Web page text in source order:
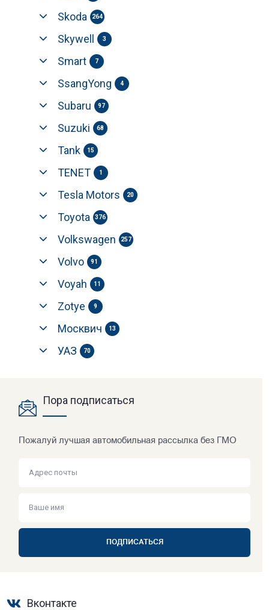
Skoda 264
Skywell 3
Smart 7
SsangYong 4
Subaru 97
Suzuki 68
Tank 15
TENET 1
Tesla Motors 20
Toyota 376
Volkswagen 257
Volvo 91
Voyah 11
Zotye 9
Москвич 13
УАЗ 70
Пора подписаться
Пожалуй лучшая автомобильная рассылка без ГМО
ПОДПИСАТЬСЯ
Вконтакте